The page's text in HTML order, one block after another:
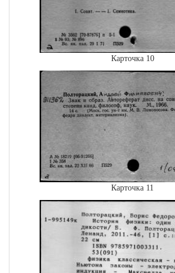
Карточка 10
Карточка 11